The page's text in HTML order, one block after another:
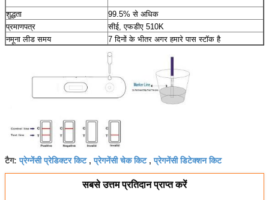
शुद्धता
99.5% से अधिक
प्रमाणपत्र
सीई, एफडीए 510K
नमूना लीड समय
7 दिनों के भीतर अगर हमारे पास स्टॉक है
टैग:प्रेग्नेंसी प्रेडिक्टर किट,प्रेगनेंसी चेक किट,प्रेगनेंसी डिटेक्शन किट
सबसे उत्तम प्रतिदान प्राप्त करें